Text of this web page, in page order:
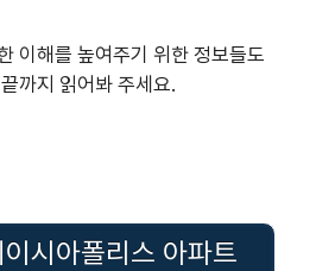
이해를 높여주기 위한 정보들도
까지 읽어봐 주세요.
시아폴리스 아파트